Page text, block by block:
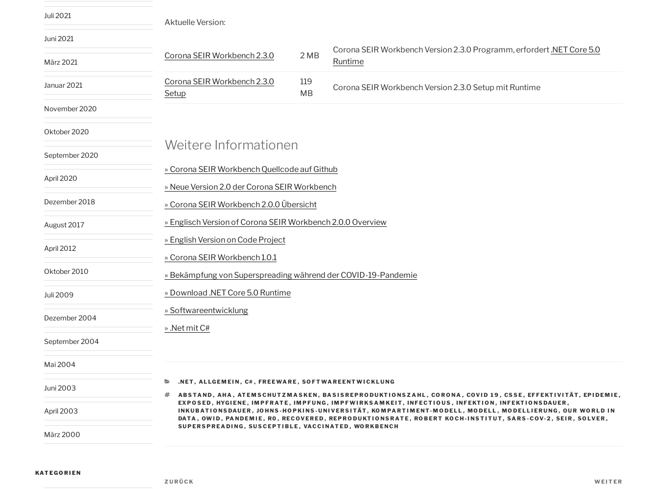
Aktuelle Version:
Corona SEIR Workbench 2.3.0 2 MB
Corona SEIR Workbench Version 2.3.0 Programm, erfordert.NET Core 5.0
Runtime
Corona SEIR Workbench 2.3.0
Setup
119
MB
Corona SEIR Workbench Version 2.3.0 Setup mit Runtime
Weitere Informationen
Corona SEIR Workbench Quellcode auf Github
Neue Version 2.0 der Corona SEIR Workbench
Corona SEIR Workbench 2.0.0 Übersicht
Englisch Version of Corona SEIR Workbench 2.0.0 Overview
English Version on Code Project
Corona SEIR Workbench 1.0.1
Bekämpfung von Superspreading während der COVID-19-Pandemie
Download .NET Core 5.0 Runtime
Softwareentwicklung
.Net mit C#
KATEGORIEN
.NET, ALLGEMEIN , C# , FREEWARE , SOFTWAREENTWICKLUNG
SCHLAGWÖRTER
ABSTAND , AHA , ATEMSCHUTZMASKEN , BASISREPRODUKTIONSZAHL , CORONA , COVID 19 , CSSE , EFFEKTIVITÄT, EPIDEMIE ,
EXPOSED , HYGIENE , IMPFRATE , IMPFUNG , IMPFWIRKSAMKEIT, INFECTIOUS , INFEKTION , INFEKTIONSDAUER ,
INKUBATIONSDAUER , JOHNS-HOPKINS-UNIVERSITÄT, KOMPARTIMENT-MODELL , MODELL , MODELLIERUNG , OUR WORLD IN
DATA , OWID , PANDEMIE , R0 , RECOVERED , REPRODUKTIONSRATE , ROBERT KOCH-INSTITUT, SARS-COV-2 , SEIR , SOLVER ,
SUPERSPREADING , SUSCEPTIBLE , VACCINATED , WORKBENCH
Beitragsnavigation
Vorheriger
ZURÜCK WEITER
Juli 2021
Juni 2021
März 2021
Januar 2021
November 2020
Oktober 2020
September 2020
April 2020
Dezember 2018
August 2017
April 2012
Oktober 2010
Juli 2009
Dezember 2004
September 2004
Mai 2004
Juni 2003
April 2003
März 2000
KATEGORIEN